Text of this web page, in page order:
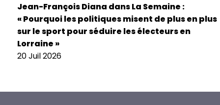
Jean-François Diana dans La Semaine :
« Pourquoi les politiques misent de plus en plus
sur le sport pour séduire les électeurs en
Lorraine »
20 Juil 2026